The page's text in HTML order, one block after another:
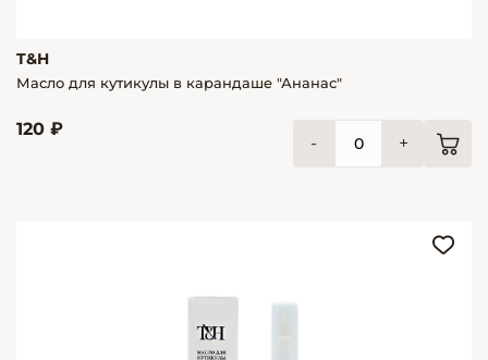
T&H
Масло для кутикулы в карандаше "Ананас"
120 ₽
- +